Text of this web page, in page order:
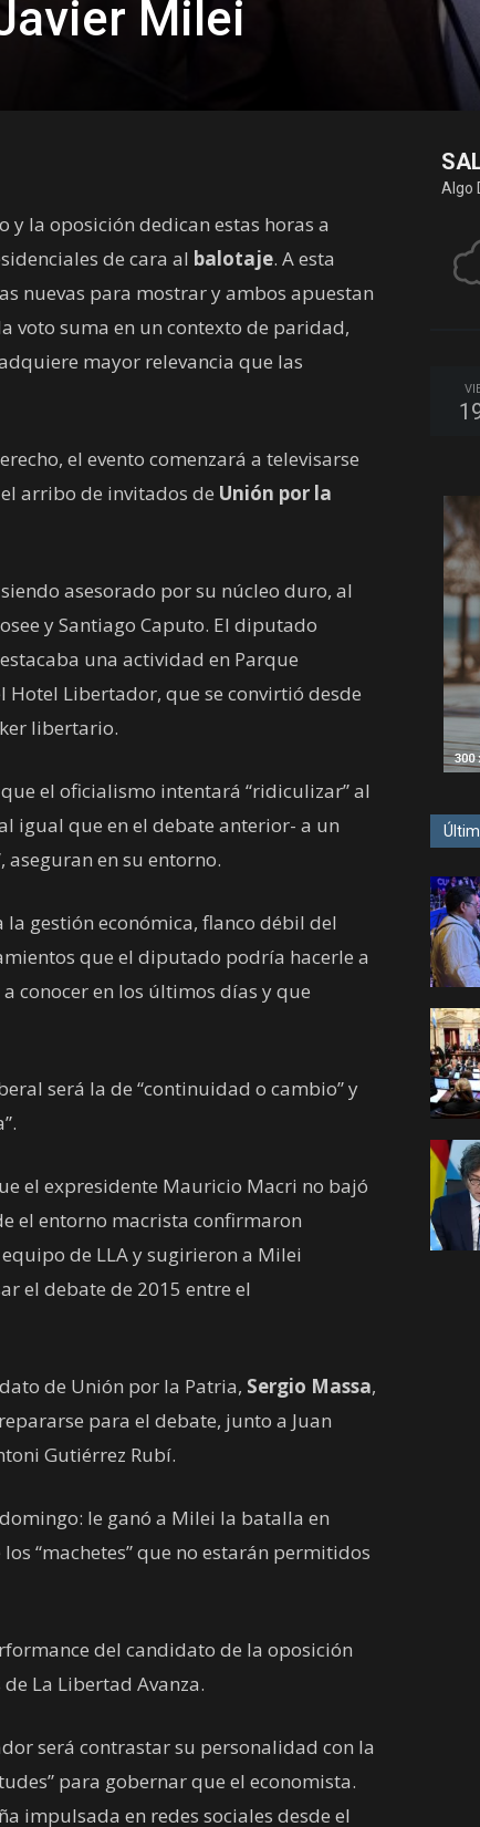
Milei
la oposición dedican estas horas a
de cara al balotaje. A esta
nuevas para mostrar y ambos apuestan
voto suma en un contexto de paridad,
mayor relevancia que las
el evento comenzará a televisarse
arribo de invitados de Unión por la
asesorado por su núcleo duro, al
y Santiago Caputo. El diputado
una actividad en Parque
Hotel Libertador, que se convirtió desde
libertario.
el oficialismo intentará “ridiculizar” al
igual que en el debate anterior- a un
aseguran en su entorno.
gestión económica, flanco débil del
que el diputado podría hacerle a
conocer en los últimos días y que
será la de “continuidad o cambio” y
el expresidente Mauricio Macri no bajó
el entorno macrista confirmaron
de LLA y sugirieron a Milei
el debate de 2015 entre el
de Unión por la Patria, Sergio Massa,
para el debate, junto a Juan
Gutiérrez Rubí.
le ganó a Milei la batalla en
“machetes” que no estarán permitidos
del candidato de la oposición
La Libertad Avanza.
será contrastar su personalidad con la
para gobernar que el economista.
impulsada en redes sociales desde el
Algo